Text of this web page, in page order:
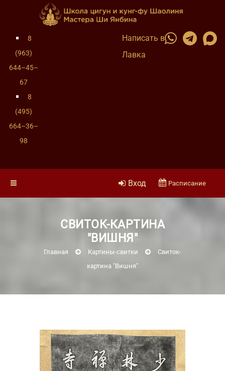
8
(963)
644–45–
67
8
(495)
664–36–
98
Написать в
Лавка
Вход Расписание
СВИТОК-КАРТИНА
"ВИШНЯ"
Главная Картины-свитки
Свиток-
картина "Вишня"